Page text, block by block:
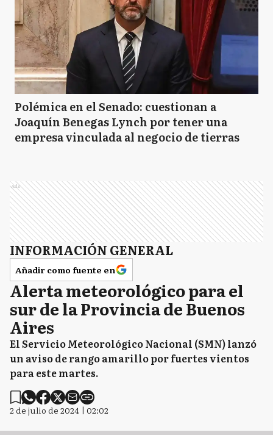
Polémica en el Senado: cuestionan a
Joaquín Benegas Lynch por tener una
empresa vinculada al negocio de tierras
Ads
INFORMACIÓN GENERAL
Añadir como fuente en
Alerta meteorológico para el
sur de la Provincia de Buenos
Aires
El Servicio Meteorológico Nacional (SMN) lanzó
un aviso de rango amarillo por fuertes vientos
para este martes.
2 de julio de 2024 | 02:02